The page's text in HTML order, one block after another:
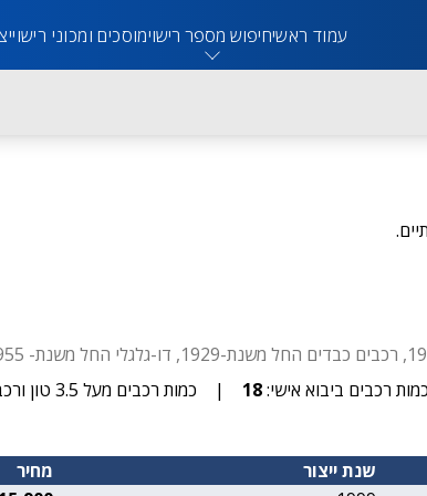
עמוד ראשיחיפוש מספר רישוימוסכים ומכוני רישוי
כמות רכבים ביבוא אישי:18
| כמות רכבים מעל 3.5 טון ורכבי משא:
שנת ייצור מחיר